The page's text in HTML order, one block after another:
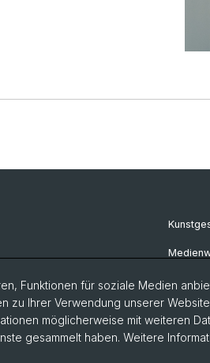
eikones
Funktionen für soziale Medien
zu Ihrer Verwendung unserer
möglicherweise mit weiteren
gesammelt haben. Weitere